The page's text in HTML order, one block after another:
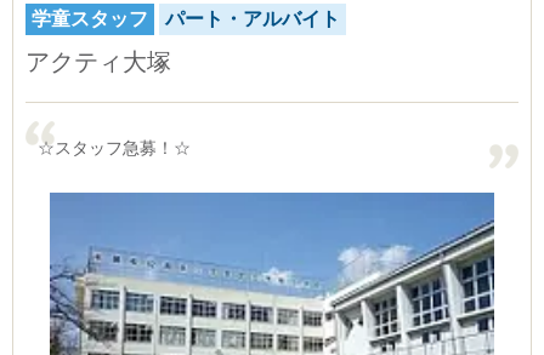
学童スタッフ パート・アルバイト
アクティ大塚
☆スタッフ急募！☆